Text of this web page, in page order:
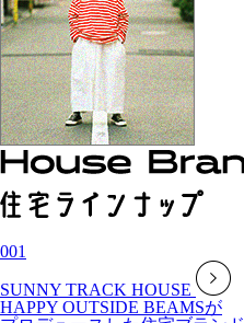
001
SUNNY TRACK HOUSE
HAPPY OUTSIDE BEAMSが